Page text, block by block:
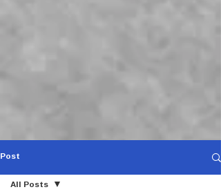
Post
All Posts